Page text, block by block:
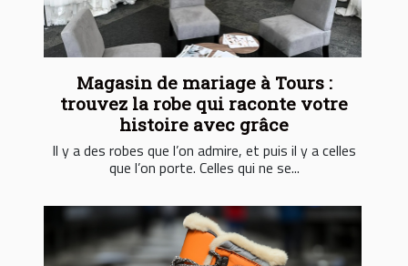
Magasin de mariage à Tours :
trouvez la robe qui raconte votre
histoire avec grâce
Il y a des robes que l’on admire, et puis il y a celles
que l’on porte. Celles qui ne se...